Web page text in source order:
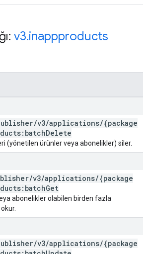
v3.inappproducts
/v3/applications/{package
Delete
(yönetilen ürünler veya abonelikler) siler.
/v3/applications/{package
Get
abonelikler olabilen birden fazla
/v3/applications/{package